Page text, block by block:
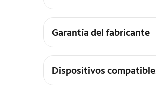
Conserva su forma
Garantía del fabricante
Limitada de por vida
Dispositivos